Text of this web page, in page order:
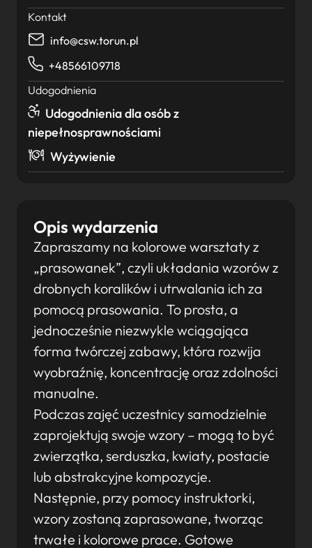
Opis wydarzenia
Zapraszamy na kolorowe warsztaty z
„prasowanek”, czyli układania wzorów z
drobnych koralików i utrwalania ich za
pomocą prasowania. To prosta, a
jednocześnie niezwykle wciągająca
forma twórczej zabawy, która rozwija
wyobraźnię, koncentrację oraz zdolności
manualne.
Podczas zajęć uczestnicy samodzielnie
zaprojektują swoje wzory – mogą to być
zwierzątka, serduszka, kwiaty, postacie
lub abstrakcyjne kompozycje.
Następnie, przy pomocy instruktorki,
wzory zostaną zaprasowane, tworząc
trwałe i kolorowe prace. Gotowe
Kontakt
info@csw.torun.pl
+48566109718
Udogodnienia
Udogodnienia dla osób z
niepełnosprawnościami
Wyżywienie